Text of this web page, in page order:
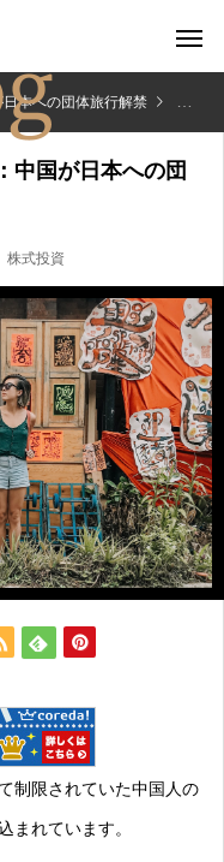
本への団体旅行解禁 トレン
中国が日本への団
株式投資
制限されていた中国人の
まれています。